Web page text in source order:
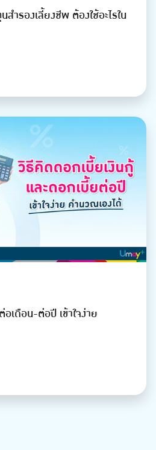
ำรองเลี้ยงชีพ ต้องใช้อะไรใน
เดือน-ต่อปี เข้าใจง่าย